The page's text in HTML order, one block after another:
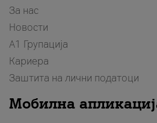
За нас
Новости
А1 Групација
Кариера
Заштита на лични податоци
Мобилна